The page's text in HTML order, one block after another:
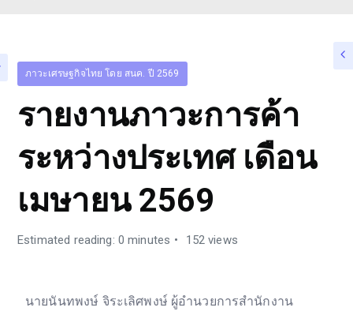
ภาวะเศรษฐกิจไทย โดย สนค. ปี 2569
รายงานภาวะการค้า
ระหว่างประเทศ เดือน
เมษายน 2569
Estimated reading: 0 minutes 152 views
นายนันทพงษ์ จิระเลิศพงษ์ ผู้อำนวยการสำนักงาน